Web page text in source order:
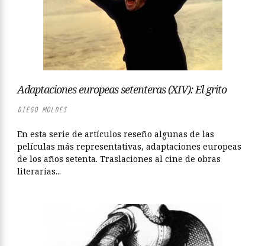
Adaptaciones europeas setenteras (XIV): El grito
DIEGO MOLDES
En esta serie de artículos reseño algunas de las
películas más representativas, adaptaciones europeas
de los años setenta. Traslaciones al cine de obras
literarias...